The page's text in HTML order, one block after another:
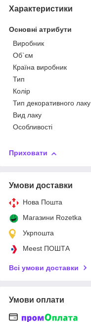
Характеристики
Основні атрибути
Виробник
Об`єм
Країна виробник
Тип
Колір
Тип декоративного лаку
Вид лаку
Особливості
Приховати
Умови доставки
Нова Пошта
Магазини Rozetka
Укрпошта
Meest ПОШТА
Всі умови доставки
Умови оплати